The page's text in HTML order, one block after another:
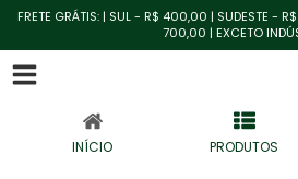
FRETE GRÁTIS: | SUL - R$ 400,00 | SUDESTE -
700,00 | EXCETO
INÍCIO PRODUTOS